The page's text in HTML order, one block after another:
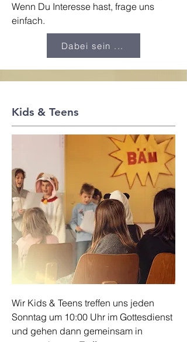
Wenn Du Interesse hast, frage uns
einfach.
Dabei sein ...
Kids & Teens
Wir Kids & Teens treffen uns jeden
Sonntag um 10:00 Uhr im Gottesdienst
und gehen dann gemeinsam in